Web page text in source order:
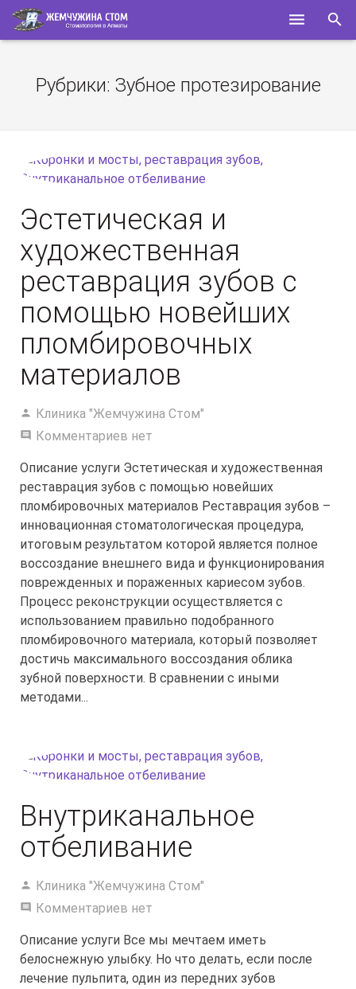
О НАС
СПЕЦИАЛИСТЫ
КОНТАКТЫ
ПОЛЕЗНОЕ
Рубрики: Зубное протезирование
Эстетическая и
художественная
реставрация зубов с
помощью новейших
пломбировочных
материалов
Клиника "Жемчужина Стом"
Комментариев нет
Описание услуги Эстетическая и художественная
реставрация зубов с помощью новейших
пломбировочных материалов Реставрация зубов –
инновационная стоматологическая процедура,
итоговым результатом которой является полное
воссоздание внешнего вида и функционирования
поврежденных и пораженных кариесом зубов.
Процесс реконструкции осуществляется с
использованием правильно подобранного
пломбировочного материала, который позволяет
достичь максимального воссоздания облика
зубной поверхности. В сравнении с иными
методами...
Внутриканальное
отбеливание
Клиника "Жемчужина Стом"
Комментариев нет
Описание услуги Все мы мечтаем иметь
белоснежную улыбку. Но что делать, если после
лечение пульпита, один из передних зубов